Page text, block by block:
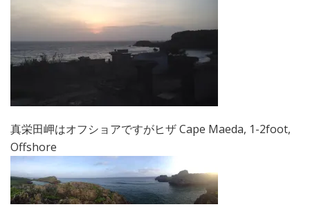
真栄田岬はオフショアですがヒザ Cape Maeda, 1-2foot,
Offshore